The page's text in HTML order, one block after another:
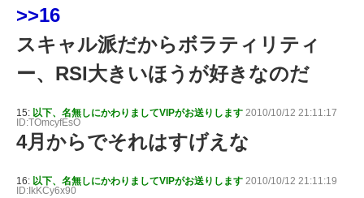
>>16
スキャル派だからボラティリティ
ー、RSI大きいほうが好きなのだ
15: 以下、名無しにかわりましてVIPがお送りします 2010/10/12 21:11:17
ID:TOmcyfEsO
4月からでそれはすげえな
16: 以下、名無しにかわりましてVIPがお送りします 2010/10/12 21:11:19
ID:IkKCy6x90